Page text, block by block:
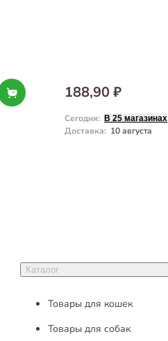
188,90 ₽
Сегодня: В 25 магазинах
Доставка: 10 августа
Каталог
Товары для кошек
Товары для собак